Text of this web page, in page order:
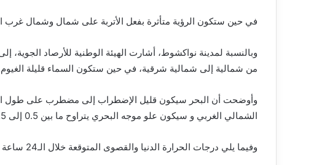
في حين ستكون الرؤية متأثرة بفعل الأتربة على شمال وشمال غرب
وبالنسبة لمدينة نواكشوط، أشارت الهيئة الوطنية للأرصاد
من شمالية إلى شمالية شرقية، في حين ستكون السماء قليلة
وأوضحت أن البحر سيكون قليل الإضطراب إلى مضطرب على طول
الشمالي الغربي و سيكون علو موجه البحري يتراوح ما بين 0.5 إلى 2.5 متر.
وفيما يلي درجات الحرارة الدنيا والقصوى المتوقعة خلال الـ24 ساعة القادمة: